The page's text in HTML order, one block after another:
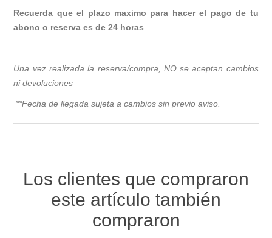
Recuerda que el plazo maximo para hacer el pago de tu
abono o reserva es de 24 horas
Una vez realizada la reserva/compra, NO se aceptan cambios
ni devoluciones
**Fecha de llegada sujeta a cambios sin previo aviso.
Los clientes que compraron
este artículo también
compraron